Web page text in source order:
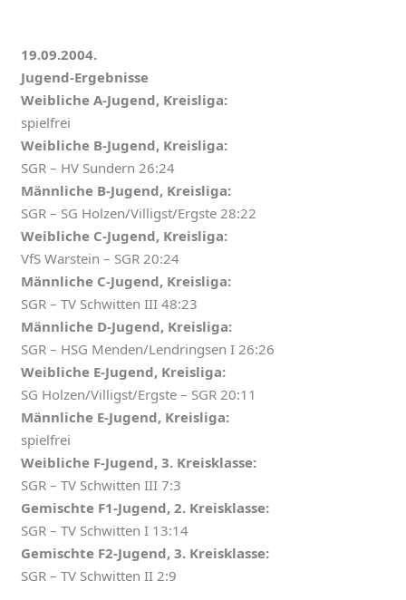
19.09.2004.
Jugend-Ergebnisse
Weibliche A-Jugend, Kreisliga:
spielfrei
Weibliche B-Jugend, Kreisliga:
SGR – HV Sundern 26:24
Männliche B-Jugend, Kreisliga:
SGR – SG Holzen/Villigst/Ergste 28:22
Weibliche C-Jugend, Kreisliga:
VfS Warstein – SGR 20:24
Männliche C-Jugend, Kreisliga:
SGR – TV Schwitten III 48:23
Männliche D-Jugend, Kreisliga:
SGR – HSG Menden/Lendringsen I 26:26
Weibliche E-Jugend, Kreisliga:
SG Holzen/Villigst/Ergste – SGR 20:11
Männliche E-Jugend, Kreisliga:
spielfrei
Weibliche F-Jugend, 3. Kreisklasse:
SGR – TV Schwitten III 7:3
Gemischte F1-Jugend, 2. Kreisklasse:
SGR – TV Schwitten I 13:14
Gemischte F2-Jugend, 3. Kreisklasse:
SGR – TV Schwitten II 2:9